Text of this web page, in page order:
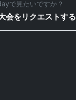
で見たいですか？
会をリクエストする